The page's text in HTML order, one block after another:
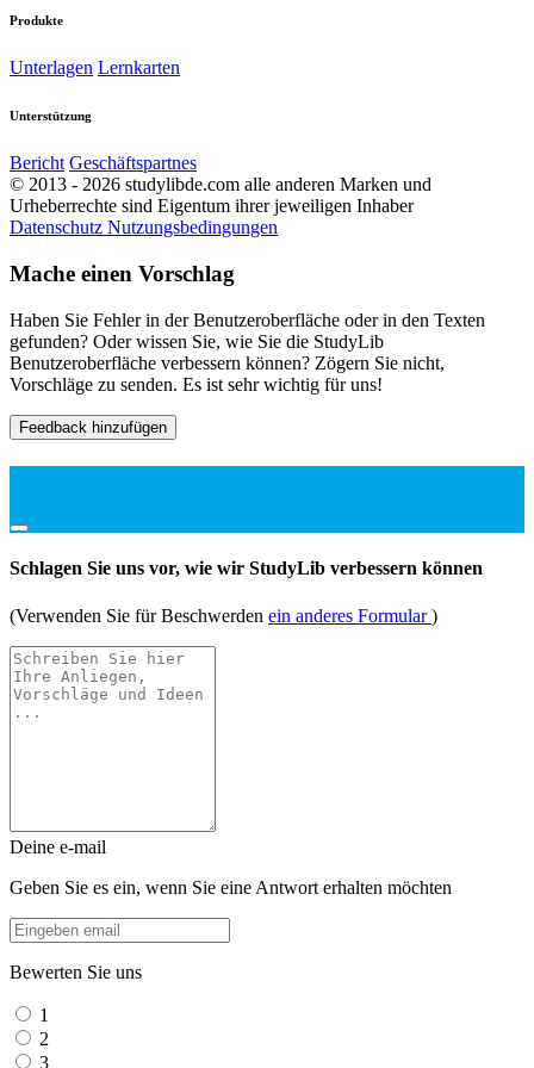
Produkte
Unterlagen Lernkarten
Unterstützung
Bericht Geschäftspartnes
© 2013 - 2026 studylibde.com alle anderen Marken und
Urheberrechte sind Eigentum ihrer jeweiligen Inhaber
Datenschutz Nutzungsbedingungen
Mache einen Vorschlag
Haben Sie Fehler in der Benutzeroberfläche oder in den Texten
gefunden? Oder wissen Sie, wie Sie die StudyLib
Benutzeroberfläche verbessern können? Zögern Sie nicht,
Vorschläge zu senden. Es ist sehr wichtig für uns!
Feedback hinzufügen
Schlagen Sie uns vor, wie wir StudyLib verbessern können
(Verwenden Sie für Beschwerden ein anderes Formular)
Deine e-mail
Geben Sie es ein, wenn Sie eine Antwort erhalten möchten
Bewerten Sie uns
1
2
3